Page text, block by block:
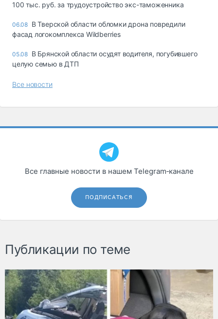
100 тыс. руб. за трудоустройство экс-таможенника
06.08 В Тверской области обломки дрона повредили
фасад логокомплекса Wildberries
05.08 В Брянской области осудят водителя, погубившего
целую семью в ДТП
Все новости
Все главные новости в нашем Telegram‑канале
ПОДПИСАТЬСЯ
Публикации по теме